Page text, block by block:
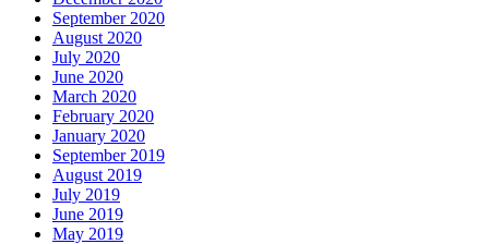
September 2020
August 2020
July 2020
June 2020
March 2020
February 2020
January 2020
September 2019
August 2019
July 2019
June 2019
May 2019